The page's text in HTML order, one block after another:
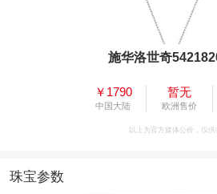
施华洛世奇
￥1790
中国大陆
暂无
欧洲售价
以上为官方媒体公价，仅供
珠宝参数